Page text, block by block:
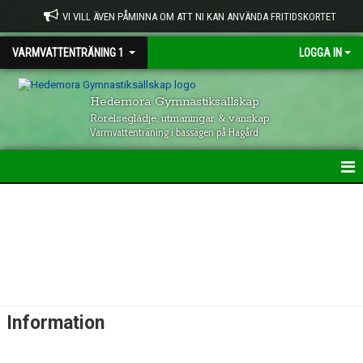
VI VILL ÄVEN PÅMINNA OM ATT NI KAN ANVÄNDA FRITIDSKORTET
VARMVATTENTRÄNING 1 LOGGA IN
Hedemora Gymnastiksällskap
Rörelseglädje, utmaningar & vänskap
Varmvattenträning i bassägen på Hagård
Information